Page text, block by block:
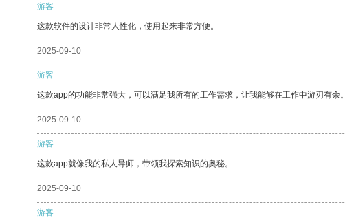
游客
这款软件的设计非常人性化，使用起来非常方便。
2025-09-10
游客
这款app的功能非常强大，可以满足我所有的工作需求，让我能够在工作中游刃有余。
2025-09-10
游客
这款app就像我的私人导师，带领我探索知识的奥秘。
2025-09-10
游客